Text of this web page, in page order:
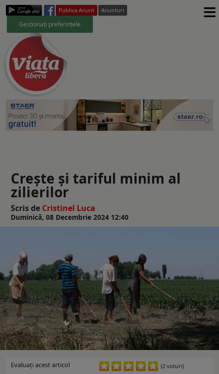
Publica Anunt Anunturi
Gestionați preferințele ≡
Crește și tariful minim al
zilierilor
Scris de Cristinel Luca
Duminică, 08 Decembrie 2024 12:40
Evaluaţi acest articol (2 voturi)